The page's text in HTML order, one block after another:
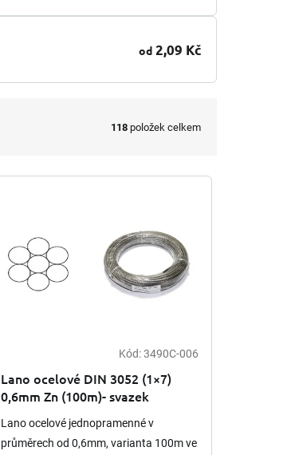
od 2,09 Kč
118 položek celkem
Kód:3490C-006
Lano ocelové DIN 3052 (1×7)
0,6mm Zn (100m)- svazek
Lano ocelové jednopramenné v
průměrech od 0,6mm, varianta 100m ve